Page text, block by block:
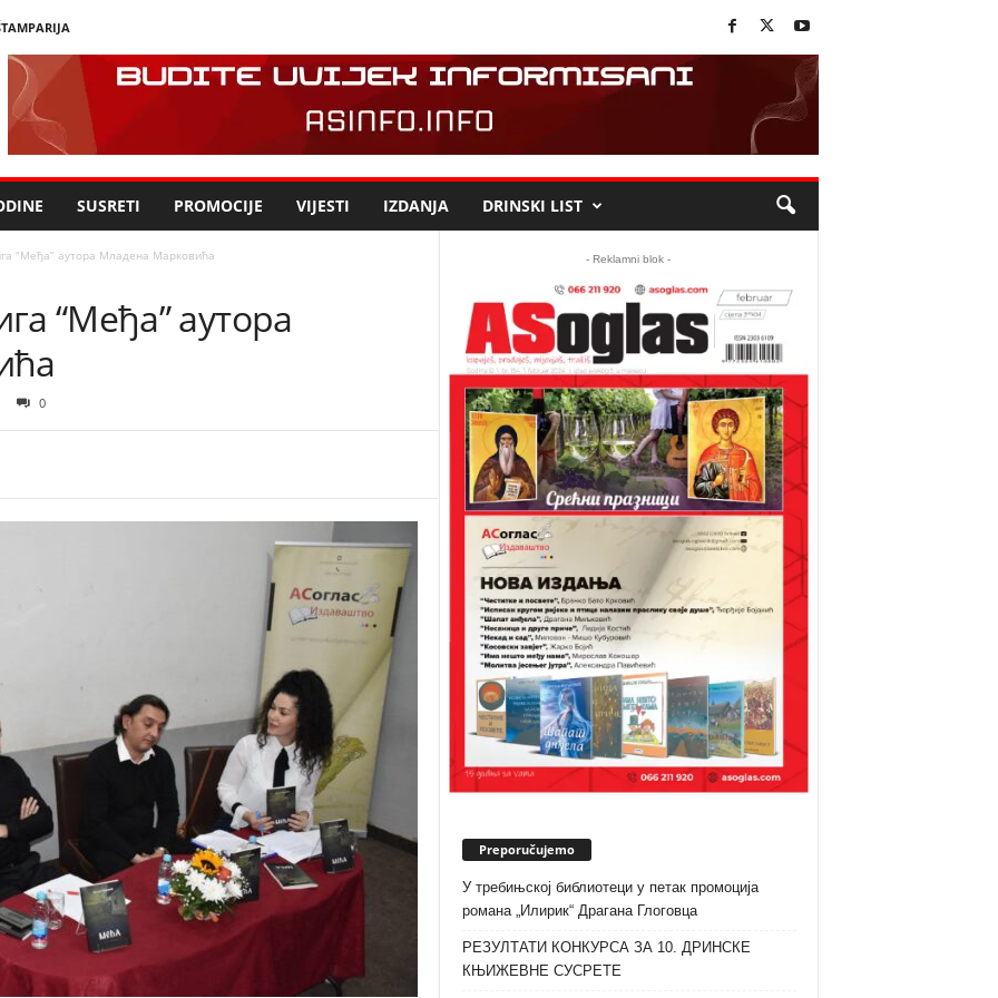
SUSRETI PROMOCIJE VIJESTI IZDANJA DRINSKI LIST
“Међа” аутора Младена Марковића
“Међа” аутора
0
- Reklamni blok -
Preporučujemo
У требињској библиотеци у петак промоција
романа „Илирик“ Драгана Глоговца
РЕЗУЛТАТИ КОНКУРСА ЗА 10. ДРИНСКЕ
КЊИЖЕВНЕ СУСРЕТЕ